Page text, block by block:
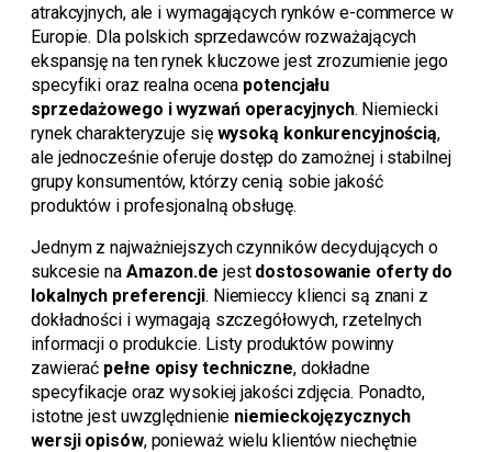
atrakcyjnych, ale i wymagających rynków e-commerce w
Europie. Dla polskich sprzedawców rozważających
ekspansję na ten rynek kluczowe jest zrozumienie jego
specyfiki oraz realna ocena potencjału
sprzedażowego i wyzwań operacyjnych. Niemiecki
rynek charakteryzuje się wysoką konkurencyjnością,
ale jednocześnie oferuje dostęp do zamożnej i stabilnej
grupy konsumentów, którzy cenią sobie jakość
produktów i profesjonalną obsługę.
Jednym z najważniejszych czynników decydujących o
sukcesie na Amazon.de jest dostosowanie oferty do
lokalnych preferencji. Niemieccy klienci są znani z
dokładności i wymagają szczegółowych, rzetelnych
informacji o produkcie. Listy produktów powinny
zawierać pełne opisy techniczne, dokładne
specyfikacje oraz wysokiej jakości zdjęcia. Ponadto,
istotne jest uwzględnienie niemieckojęzycznych
wersji opisów, ponieważ wielu klientów niechętnie